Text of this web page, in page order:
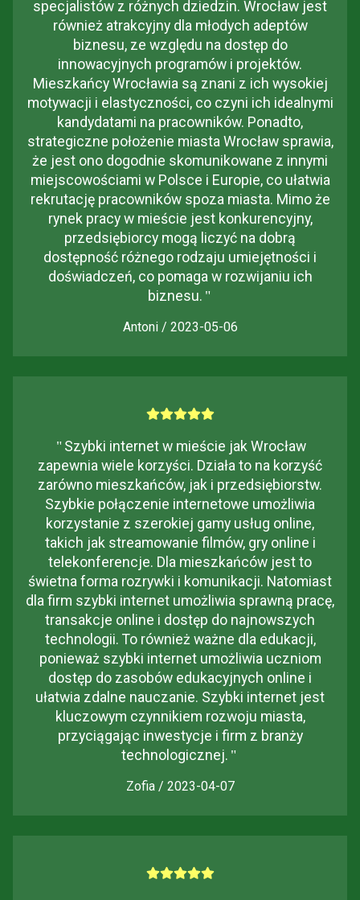
specjalistów z różnych dziedzin. Wrocław jest
również atrakcyjny dla młodych adeptów
biznesu, ze względu na dostęp do
innowacyjnych programów i projektów.
Mieszkańcy Wrocławia są znani z ich wysokiej
motywacji i elastyczności, co czyni ich idealnymi
kandydatami na pracowników. Ponadto,
strategiczne położenie miasta Wrocław sprawia,
że jest ono dogodnie skomunikowane z innymi
miejscowościami w Polsce i Europie, co ułatwia
rekrutację pracowników spoza miasta. Mimo że
rynek pracy w mieście jest konkurencyjny,
przedsiębiorcy mogą liczyć na dobrą
dostępność różnego rodzaju umiejętności i
doświadczeń, co pomaga w rozwijaniu ich
biznesu. "
Antoni / 2023-05-06
" Szybki internet w mieście jak Wrocław
zapewnia wiele korzyści. Działa to na korzyść
zarówno mieszkańców, jak i przedsiębiorstw.
Szybkie połączenie internetowe umożliwia
korzystanie z szerokiej gamy usług online,
takich jak streamowanie filmów, gry online i
telekonferencje. Dla mieszkańców jest to
świetna forma rozrywki i komunikacji. Natomiast
dla firm szybki internet umożliwia sprawną pracę,
transakcje online i dostęp do najnowszych
technologii. To również ważne dla edukacji,
ponieważ szybki internet umożliwia uczniom
dostęp do zasobów edukacyjnych online i
ułatwia zdalne nauczanie. Szybki internet jest
kluczowym czynnikiem rozwoju miasta,
przyciągając inwestycje i firm z branży
technologicznej. "
Zofia / 2023-04-07